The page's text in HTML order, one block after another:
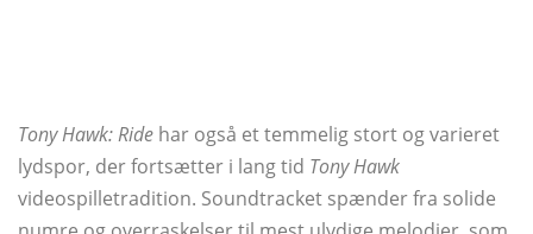
Tony Hawk: Ride har også et temmelig stort og varieret
lydspor, der fortsætter i lang tid Tony Hawk
videospilletradition. Soundtracket spænder fra solide